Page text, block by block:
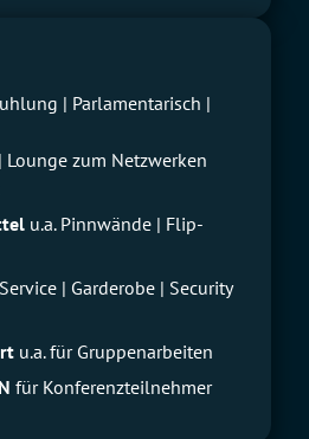
| Parlamentarisch |
Lounge zum Netzwerken
u.a. Pinnwände | Flip-
| Garderobe | Security
u.a. für Gruppenarbeiten
für Konferenzteilnehmer